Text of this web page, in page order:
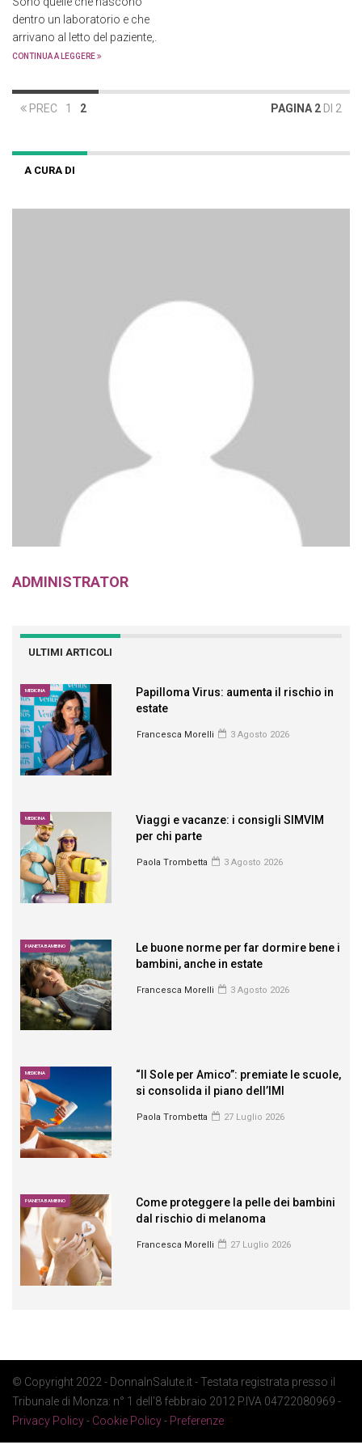
dentro un laboratorio e che
arrivano al letto del paziente,.
CONTINUA A LEGGERE
PREC 1 2 PAGINA 2 DI 2
A CURA DI
ADMINISTRATOR
ULTIMI ARTICOLI
MEDICINA
Papilloma Virus: aumenta il rischio in
estate
Francesca Morelli 3 Agosto 2026
MEDICINA
Viaggi e vacanze: i consigli SIMVIM
per chi parte
Paola Trombetta 3 Agosto 2026
PIANETA BAMBINO
Le buone norme per far dormire bene i
bambini, anche in estate
Francesca Morelli 3 Agosto 2026
MEDICINA
“Il Sole per Amico”: premiate le scuole,
si consolida il piano dell’IMI
Paola Trombetta 27 Luglio 2026
PIANETA BAMBINO
Come proteggere la pelle dei bambini
dal rischio di melanoma
Francesca Morelli 27 Luglio 2026
© Copyright 2022 - DonnaInSalute.it - Testata registrata presso il
Tribunale di Monza: n° 1 dell'8 febbraio 2012 P.IVA 04722080969 -
Privacy Policy- Cookie Policy- Preferenze